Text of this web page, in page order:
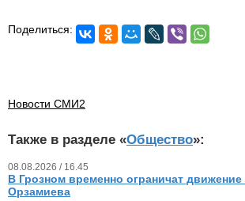
Поделиться:
Новости СМИ2
Также в разделе «Общество»:
08.08.2026 / 16.45
В Грозном временно ограничат движение
Орзамиева